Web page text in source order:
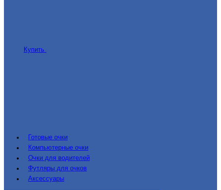
Купить
Готовые очки
Компьютерные очки
Очки для водителей
Футляры для очков
Аксессуары